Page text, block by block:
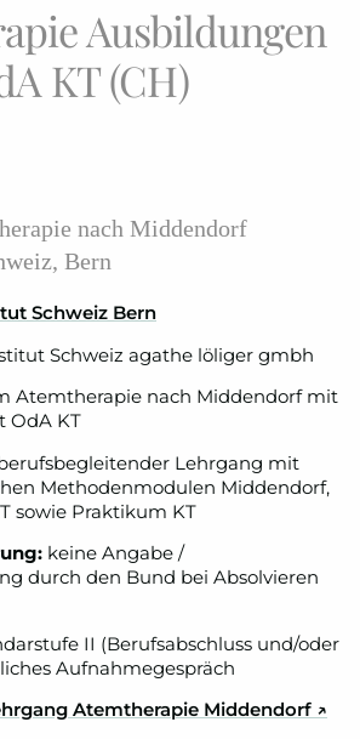
Ausbildungen
KT (CH)
nach Middendorf
Bern
Schweiz agathe löliger gmbh
Atemtherapie nach Middendorf mit
OdA KT
Lehrgang mit
Methodenmodulen Middendorf,
sowie Praktikum KT
keine Angabe /
durch den Bund bei Absolvieren
II (Berufsabschluss und/oder
Aufnahmegespräch
Atemtherapie Middendorf ↗